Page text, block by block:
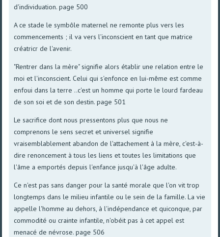
d'individuation. page 500
A ce stade le symbôle maternel ne remonte plus vers les
commencements ; il va vers l'inconscient en tant que matrice
créatricr de l'avenir.
"Rentrer dans la mère" signifie alors établir une relation entre le
moi et l'inconscient. Celui qui s'enfonce en lui-même est comme
enfoui dans la terre ..c'est un homme qui porte le lourd fardeau
de son soi et de son destin. page 501
Le sacrifice dont nous pressentons plus que nous ne
comprenons le sens secret et universel signifie
vraisemblablement abandon de l'attachement à la mère, c'est-à-
dire renoncement à tous les liens et toutes les limitations que
l'âme a emportés depuis l'enfance jusqu'à l'âge adulte.
Ce n'est pas sans danger pour la santé morale que l'on vit trop
longtemps dans le milieu infantile ou le sein de la famille. La vie
appelle l'homme au dehors, à l'indépendance et quiconque, par
commodité ou crainte infantile, n'obéit pas à cet appel est
menacé de névrose. page 506